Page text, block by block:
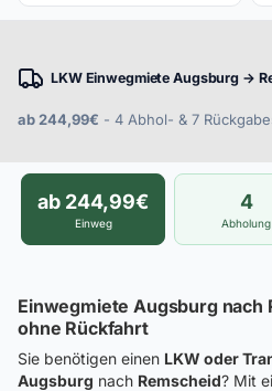
LKW Einwegmiete Augsburg →
ab 244,99€ - 4 Abhol- & 7
ab 244,99€
Einweg
4
Abholung
Einwegmiete Augsburg nach
ohne Rückfahrt
Sie benötigen einen LKW oder
Augsburg nach Remscheid? Mit